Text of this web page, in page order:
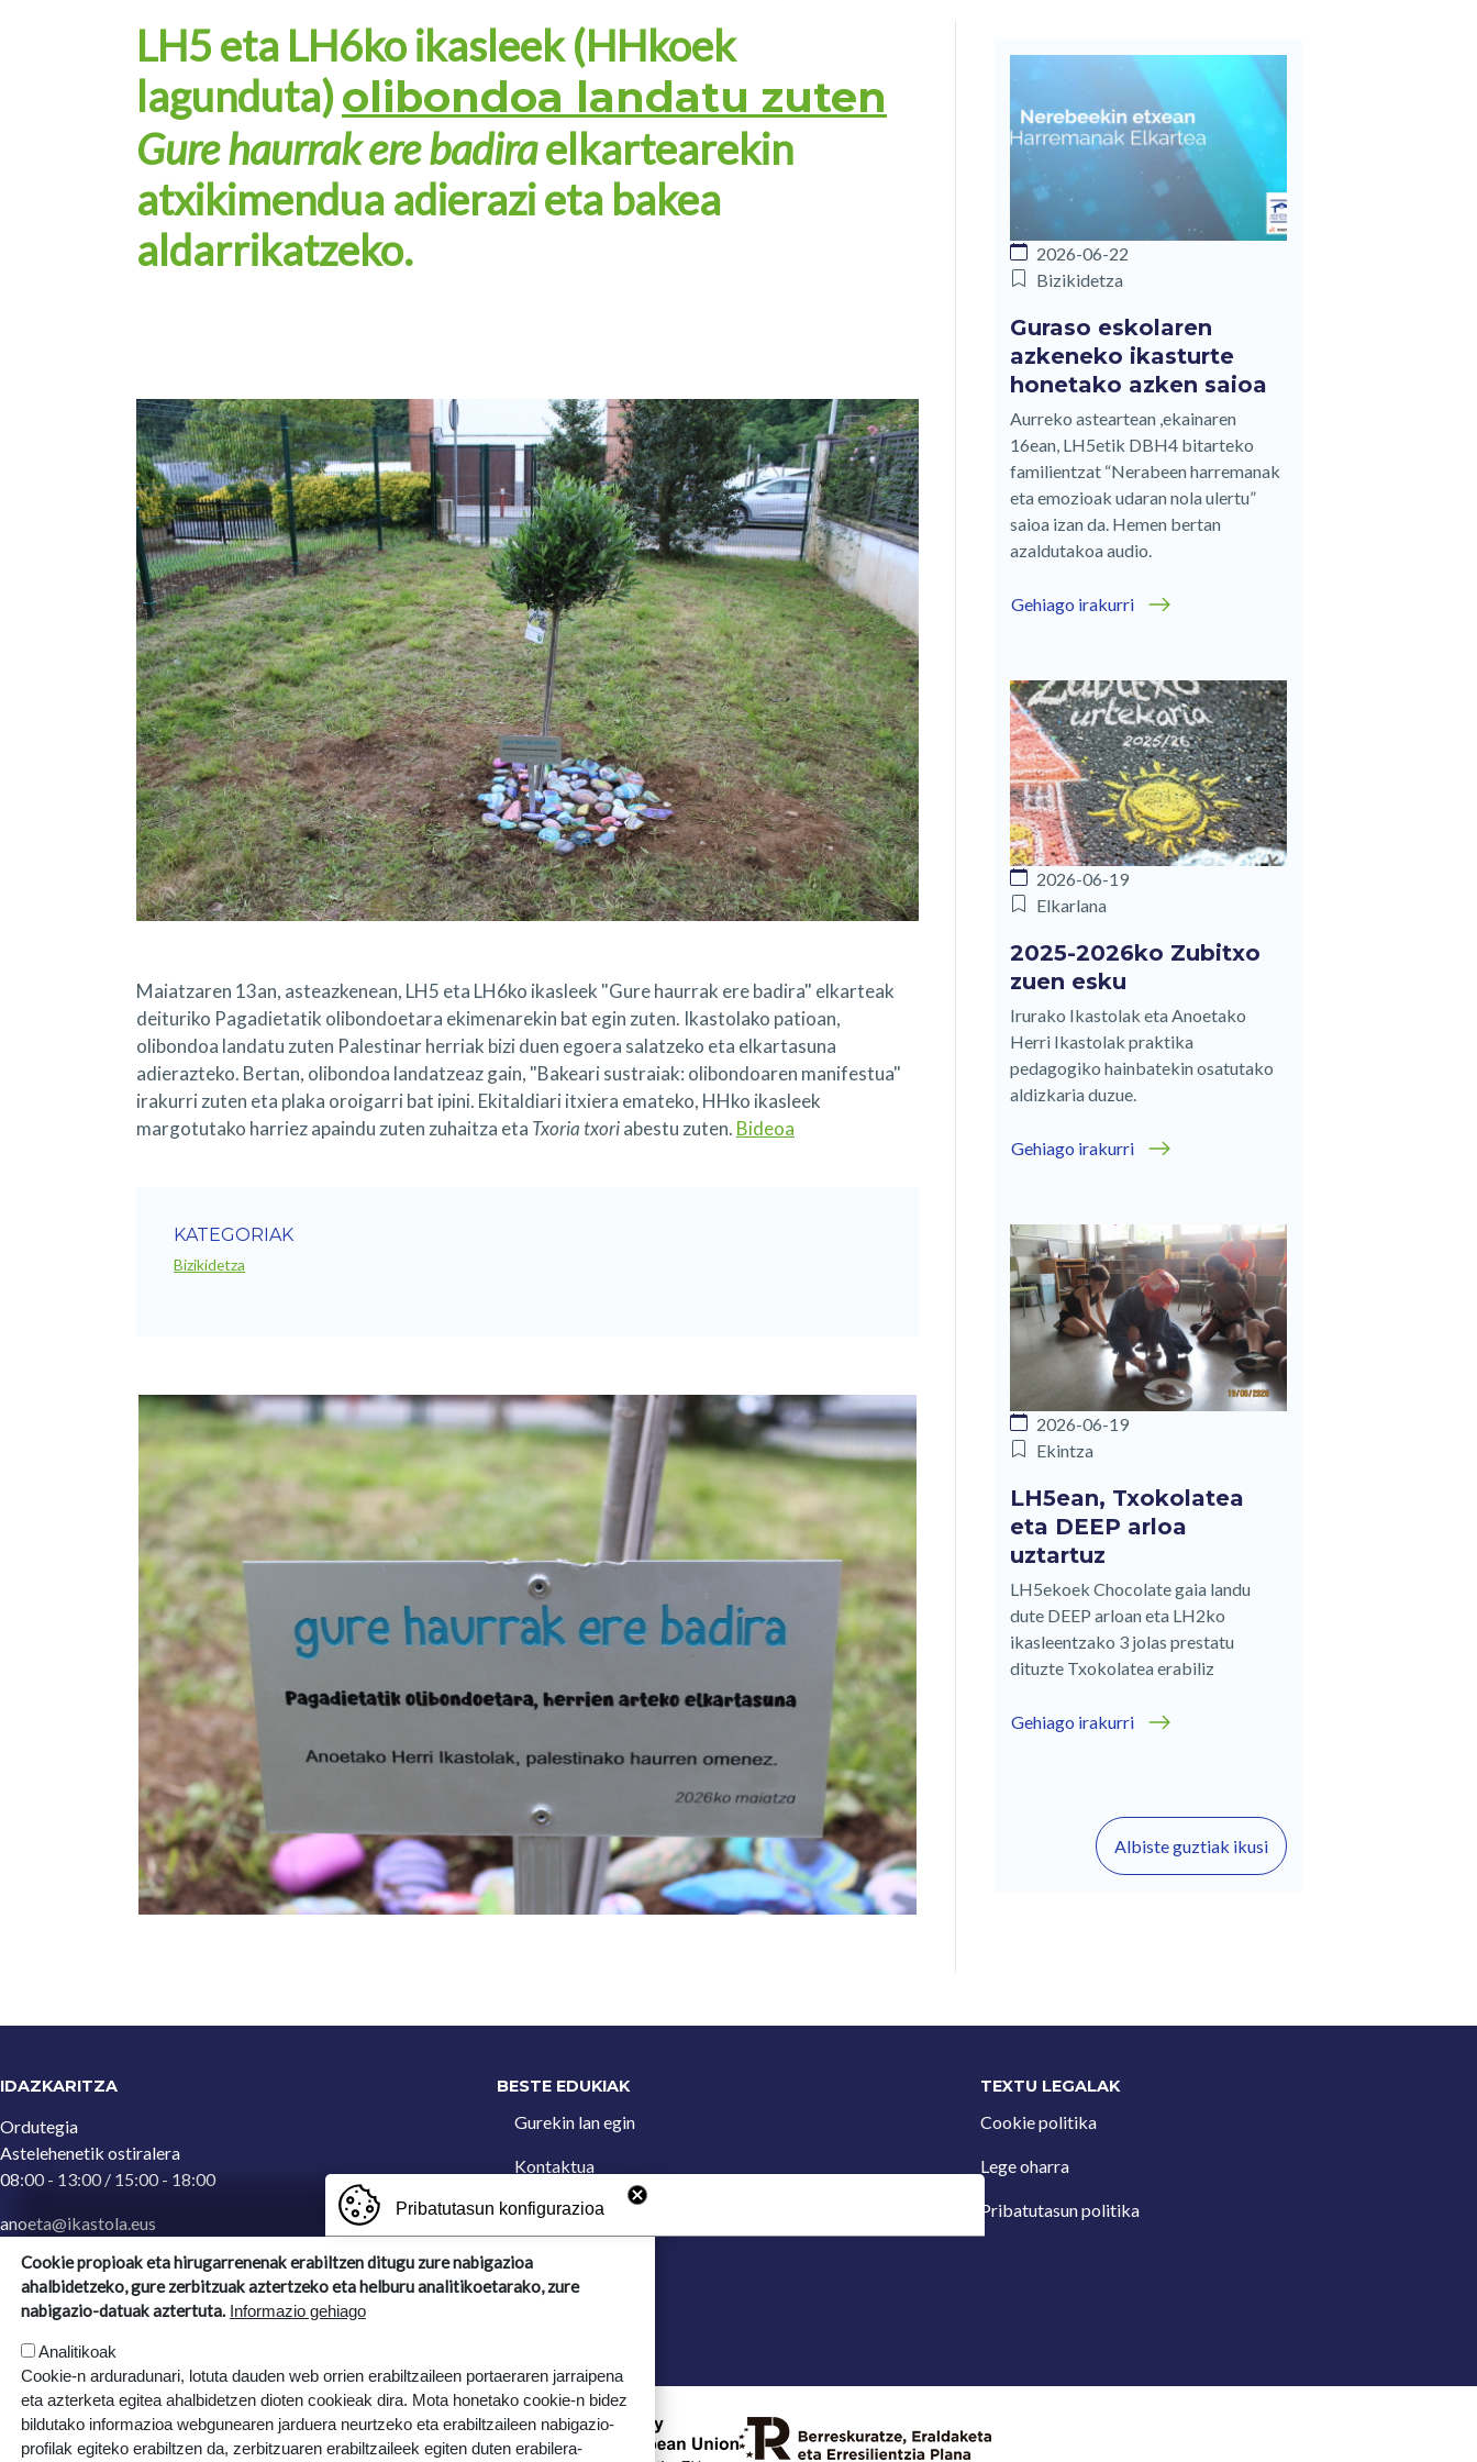
LH5 eta LH6ko ikasleek (HHkoek
lagunduta)olibondoa landatu zuten
Gure haurrak ere badiraelkartearekin
atxikimendua adierazi eta bakea
aldarrikatzeko.
Maiatzaren 13an, asteazkenean, LH5 eta LH6ko ikasleek "Gure haurrak ere badira" elkarteak
deituriko Pagadietatik olibondoetara ekimenarekin bat egin zuten. Ikastolako patioan,
olibondoa landatu zuten Palestinar herriak bizi duen egoera salatzeko eta elkartasuna
adierazteko. Bertan, olibondoa landatzeaz gain, "Bakeari sustraiak: olibondoaren manifestua"
irakurri zuten eta plaka oroigarri bat ipini. Ekitaldiari itxiera emateko, HHko ikasleek
margotutako harriez apaindu zuten zuhaitza eta Txoria txoriabestu zuten. Bideoa
KATEGORIAK
Bizikidetza
2026-06-22
Bizikidetza
Guraso eskolaren
azkeneko ikasturte
honetako azken saioa
Aurreko asteartean ,ekainaren
16ean, LH5etik DBH4 bitarteko
familientzat “Nerabeen harremanak
eta emozioak udaran nola ulertu”
saioa izan da. Hemen bertan
azaldutakoa audio.
Gehiago irakurri
2026-06-19
Elkarlana
2025-2026ko Zubitxo
zuen esku
Irurako Ikastolak eta Anoetako
Herri Ikastolak praktika
pedagogiko hainbatekin osatutako
aldizkaria duzue.
Gehiago irakurri
2026-06-19
Ekintza
LH5ean, Txokolatea
eta DEEP arloa
uztartuz
LH5ekoek Chocolate gaia landu
dute DEEP arloan eta LH2ko
ikasleentzako 3 jolas prestatu
dituzte Txokolatea erabiliz
Gehiago irakurri
Albiste guztiak ikusi
IDAZKARITZA
Ordutegia
Astelehenetik ostiralera
08:00 - 13:00 / 15:00 - 18:00
anoeta@ikastola.eus
Ergoien, 5
20270, Anoeta, Gipuzkoa
BESTE EDUKIAK
Gurekin lan egin
Kontaktua
Iradokizun postontzia
TEXTU LEGALAK
Cookie politika
Lege oharra
Pribatutasun politika
Pribatutasun konfigurazioa
Cookie propioak eta hirugarrenenak erabiltzen ditugu zure nabigazioa
ahalbidetzeko, gure zerbitzuak aztertzeko eta helburu analitikoetarako, zure
nabigazio-datuak aztertuta. Informazio gehiago
Analitikoak
Cookie-n arduradunari, lotuta dauden web orrien erabiltzaileen portaeraren jarraipena
eta azterketa egitea ahalbidetzen dioten cookieak dira. Mota honetako cookie-n bidez
bildutako informazioa webgunearen jarduera neurtzeko eta erabiltzaileen nabigazio-
profilak egiteko erabiltzen da, zerbitzuaren erabiltzaileek egiten duten erabilera-